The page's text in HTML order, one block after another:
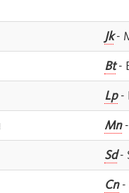
Jk-
Bt-
Lp-
Mn-
Sd-
Cn-